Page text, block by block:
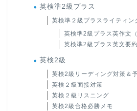
英検準2級プラス
英検準２級プラスライティン
英検準2級プラス英作文
英検準2級プラス英文要約
英検2級
英検2級リーディング対策＆
英検２級面接対策
英検２級リスニング
英検2級合格必勝メモ